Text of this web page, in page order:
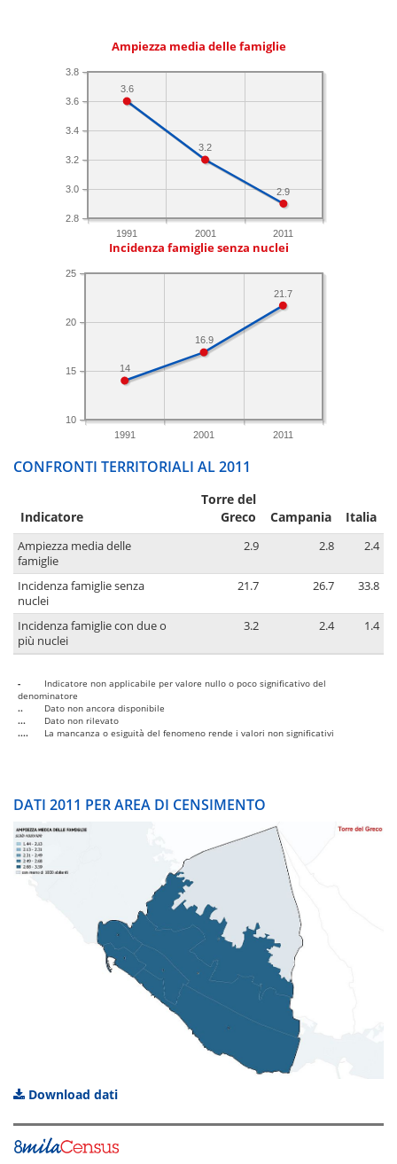
Ampiezza media delle famiglie
1991 2001 2011
2.8
3.0
3.2
3.4
3.6
3.8
2.9
3.2
3.6
Incidenza famiglie senza nuclei
1991 2001 2011
10
15
20
25
21.7
16.9
14
CONFRONTI TERRITORIALI AL 2011
Indicatore
Torre del
Greco
Campania Italia
Ampiezza media delle
famiglie
2.9 2.8 2.4
Incidenza famiglie senza
nuclei
21.7 26.7 33.8
Incidenza famiglie con due o
più nuclei
3.2 2.4 1.4
-
Indicatore non applicabile per valore nullo o poco significativo del
denominatore
..
Dato non ancora disponibile
...
Dato non rilevato
....
La mancanza o esiguità del fenomeno rende i valori non significativi
DATI 2011 PER AREA DI CENSIMENTO
Download dati